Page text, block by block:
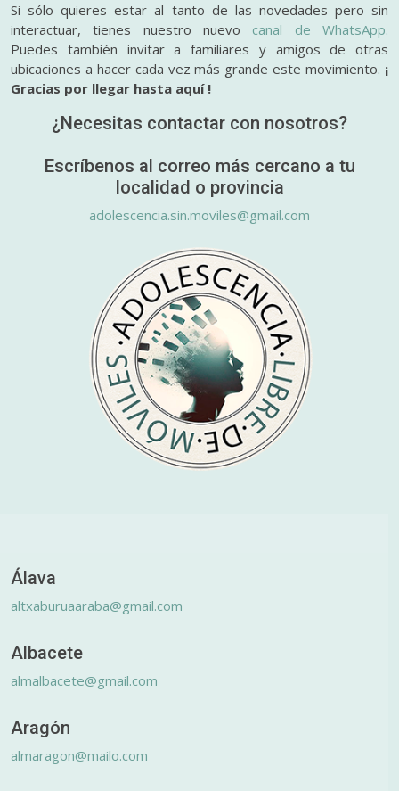
Si sólo quieres estar al tanto de las novedades pero sin
interactuar, tienes nuestro nuevo canal de WhatsApp.
Puedes también invitar a familiares y amigos de otras
ubicaciones a hacer cada vez más grande este movimiento. ¡
Gracias por llegar hasta aquí !
¿Necesitas contactar con nosotros?
Escríbenos al correo más cercano a tu
localidad o provincia
adolescencia.sin.moviles@gmail.com
Álava
altxaburuaaraba@gmail.com
Albacete
almalbacete@gmail.com
Aragón
almaragon@mailo.com